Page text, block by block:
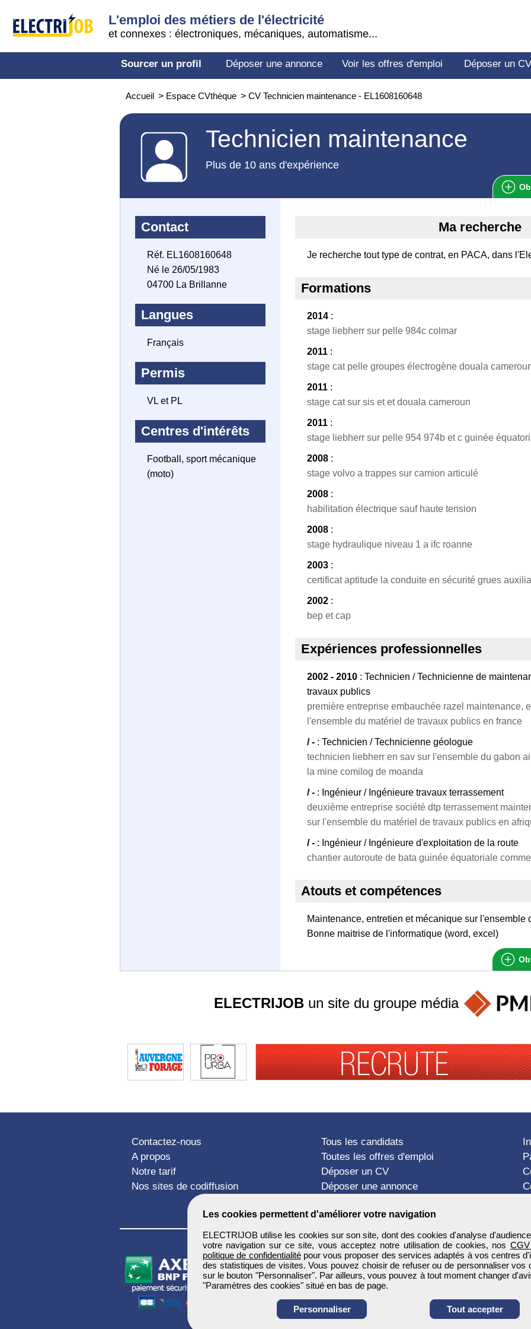
L'emploi des métiers de l'électricité
et connexes : électroniques, mécaniques, automatisme...
Sourcer un profil Déposer une annonce Voir les offres d'emploi Déposer un CV
Accueil > Espace CVthèque > CV Technicien maintenance - EL1608160648
Technicien maintenance
Plus de 10 ans d'expérience
Contact
Réf. EL1608160648
Né le 26/05/1983
04700 La Brillanne
Langues
Français
Permis
VL et PL
Centres d'intérêts
Football, sport mécanique
(moto)
Ma recherche
Je recherche tout type de contrat, en PACA, dans
Formations
2014 :
stage liebherr sur pelle 984c colmar
2011 :
stage cat pelle groupes électrogène douala
2011 :
stage cat sur sis et et douala cameroun
2011 :
stage liebherr sur pelle 954 974b et c guinée
2008 :
stage volvo a trappes sur camion articulé
2008 :
habilitation électrique sauf haute tension
2008 :
stage hydraulique niveau 1 a ifc roanne
2003 :
certificat aptitude la conduite en sécurité grues
2002 :
bep et cap
Expériences professionnelles
2002 - 2010 : Technicien / Technicienne de
travaux publics
première entreprise embauchée razel maintenance,
l'ensemble du matériel de travaux publics en france
/ - : Technicien / Technicienne géologue
technicien liebherr en sav sur l'ensemble du gabon
la mine comilog de moanda
/ - : Ingénieur / Ingénieure travaux terrassement
deuxième entreprise société dtp terrassement
sur l'ensemble du matériel de travaux publics en
/ - : Ingénieur / Ingénieure d'exploitation de la route
chantier autoroute de bata guinée équatoriale
Atouts et compétences
Maintenance, entretien et mécanique sur l'ensemble
Bonne maitrise de l'informatique (word, excel)
Les cookies permettent d'améliorer votre navigation
ELECTRIJOB utilise les cookies sur son site, dont des cookies d'analyse
votre navigation sur ce site, vous acceptez notre utilisation de cookies, nos
politique de confidentialitépour vous proposer des services adaptés à vos centres
des statistiques de visites. Vous pouvez choisir de refuser ou de personnaliser vos
sur le bouton "Personnaliser". Par ailleurs, vous pouvez à tout moment changer
"Paramètres des cookies" situé en bas de page.
Personnaliser Tout accepter
ELECTRIJOBun site du groupe média
Contactez-nous
A propos
Notre tarif
Nos sites de codiffusion
Tous les candidats
Toutes les offres d'emploi
Déposer un CV
Déposer une annonce